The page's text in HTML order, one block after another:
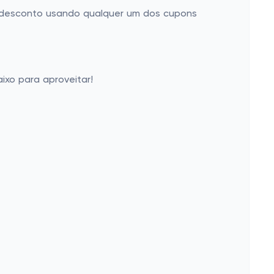
usando qualquer um dos cupons
para aproveitar!